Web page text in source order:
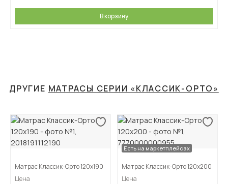
В корзину
ДРУГИЕ МАТРАСЫ СЕРИИ «КЛАССИК-ОРТО»
Матрас Классик-Орто 120х190
Цена
Есть на маркетплейсах
Матрас Классик-Орто 120х200
Цена